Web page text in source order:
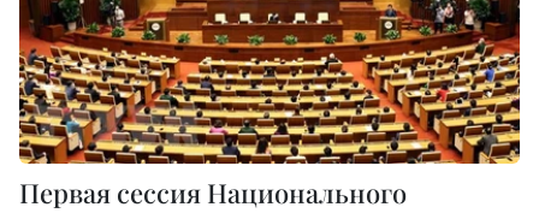
Первая сессия Национального